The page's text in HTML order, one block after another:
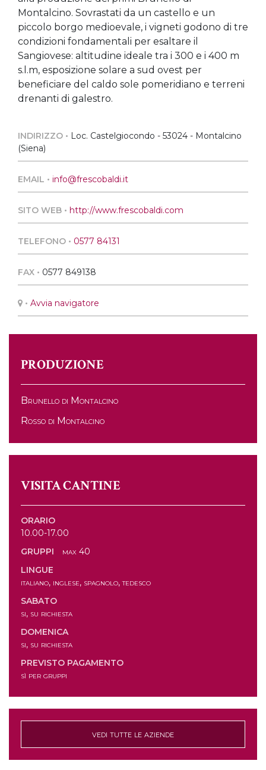
PRODUZIONE
Brunello di Montalcino
Rosso di Montalcino
VISITA CANTINE
ORARIO
10.00-17.00
GRUPPI
max 40
LINGUE
italiano, inglese, spagnolo, tedesco
SABATO
si, su richiesta
DOMENICA
si, su richiesta
PREVISTO PAGAMENTO
sì per gruppi
vedi tutte le aziende
Montalcino. Sovrastati da un castello e un
piccolo borgo medioevale, i vigneti godono di tre
condizioni fondamentali per esaltare il
Sangiovese: altitudine ideale tra i 300 e i 400 m
s.l.m, esposizione solare a sud ovest per
beneficiare del caldo sole pomeridiano e terreni
drenanti di galestro.
INDIRIZZO • Loc. Castelgiocondo - 53024 - Montalcino
(Siena)
EMAIL • info@frescobaldi.it
SITO WEB • http://www.frescobaldi.com
TELEFONO • 0577 84131
FAX • 0577 849138
• Avvia navigatore